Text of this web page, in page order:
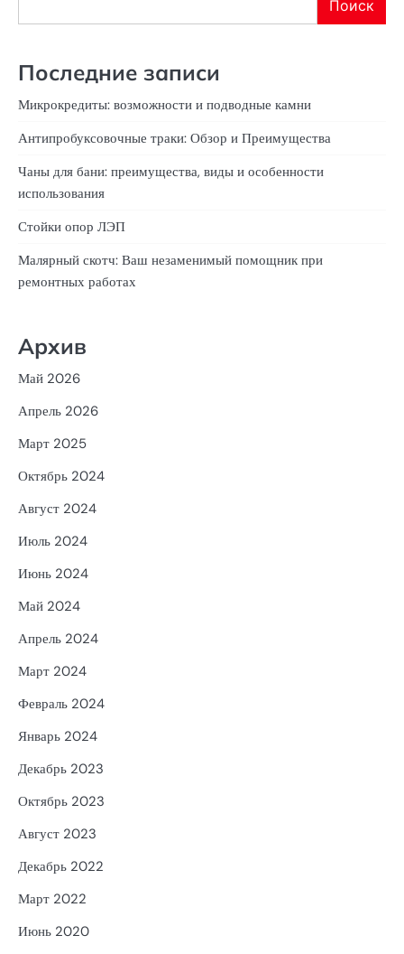
Поиск
Последние записи
Микрокредиты: возможности и подводные камни
Антипробуксовочные траки: Обзор и Преимущества
Чаны для бани: преимущества, виды и особенности
использования
Стойки опор ЛЭП
Малярный скотч: Ваш незаменимый помощник при
ремонтных работах
Архив
Май 2026
Апрель 2026
Март 2025
Октябрь 2024
Август 2024
Июль 2024
Июнь 2024
Май 2024
Апрель 2024
Март 2024
Февраль 2024
Январь 2024
Декабрь 2023
Октябрь 2023
Август 2023
Декабрь 2022
Март 2022
Июнь 2020